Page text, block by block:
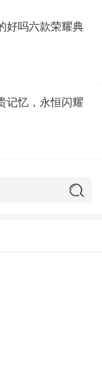
好吗六款荣耀典
记忆，永恒闪耀